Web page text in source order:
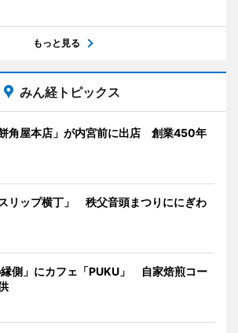
もっと見る
みん経トピックス
角屋本店」が内宮前に出店 創業450年
リップ横丁」 秩父音頭まつりににぎわ
側」にカフェ「PUKU」 自家焙煎コー